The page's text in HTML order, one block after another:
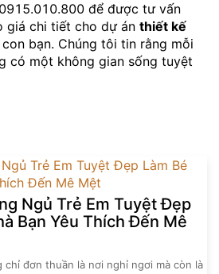
để được tư vấn
giá chi tiết cho dự án thiết kế
bạn. Chúng tôi tin rằng mỗi
có một không gian sống tuyệt
Ngủ Trẻ Em Tuyệt Đẹp
Bạn Yêu Thích Đến Mê
chỉ đơn thuần là nơi nghỉ ngơi mà còn là